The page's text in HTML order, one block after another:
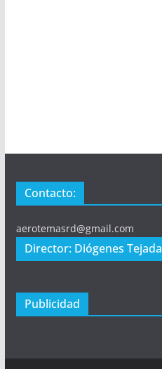
Contacto:
aerotemasrd@gmail.com
Director: Diógenes Tejada
Publicidad